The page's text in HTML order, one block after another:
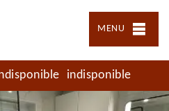
MENU
indisponible